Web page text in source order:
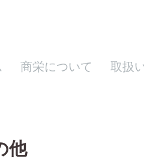
商栄について 取扱
他